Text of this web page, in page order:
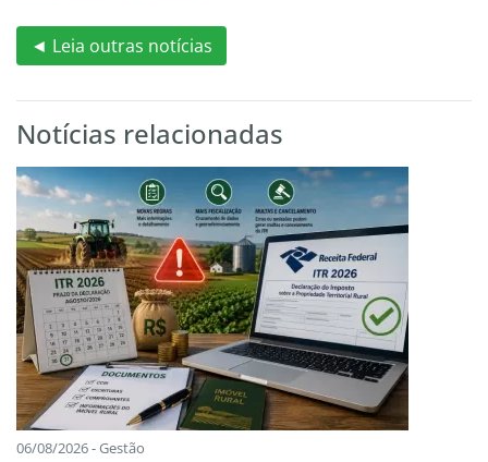
◄ Leia outras notícias
Notícias relacionadas
06/08/2026 - Gestão